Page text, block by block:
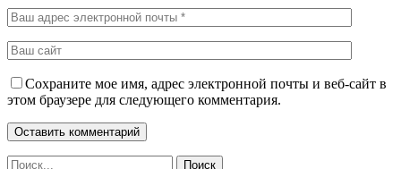
Сохраните мое имя, адрес электронной почты и веб-сайт в
этом браузере для следующего комментария.